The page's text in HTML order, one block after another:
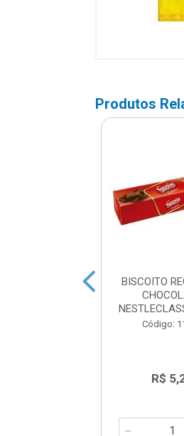
Produtos
BISCOITO
Código:
R$